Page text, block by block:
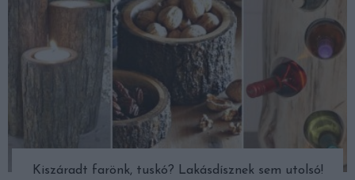
Kiszáradt farönk, tuskó? Lakásdísznek sem utolsó!